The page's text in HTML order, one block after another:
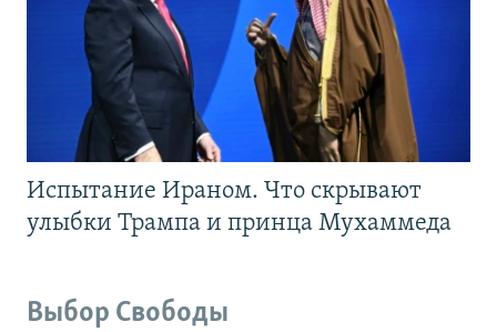
Испытание Ираном. Что скрывают
улыбки Трампа и принца Мухаммеда
Выбор Свободы